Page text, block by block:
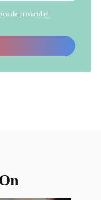
de privacidad